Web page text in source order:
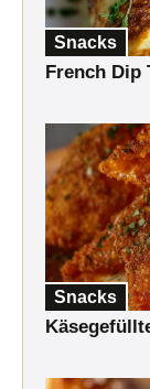
Snacks
French Dip
Snacks